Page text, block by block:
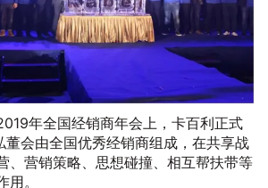
年全国经销商年会上，卡百利正式
董会由全国优秀经销商组成，在共享战
、营销策略、思想碰撞、相互帮扶带等
。